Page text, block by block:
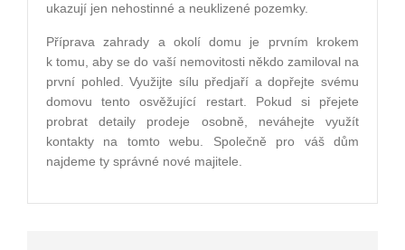
ukazují jen nehostinné a neuklizené pozemky.
Příprava zahrady a okolí domu je prvním krokem
k tomu, aby se do vaší nemovitosti někdo zamiloval na
první pohled. Využijte sílu předjaří a dopřejte svému
domovu tento osvěžující restart. Pokud si přejete
probrat detaily prodeje osobně, neváhejte využít
kontakty na tomto webu. Společně pro váš dům
najdeme ty správné nové majitele.